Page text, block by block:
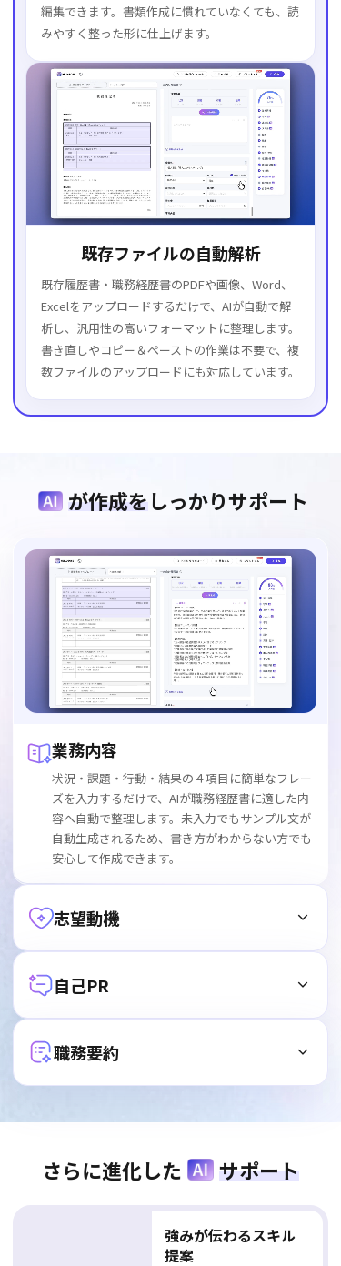
編集できます。書類作成に慣れていなくても、読
みやすく整った形に仕上げます。
既存ファイルの自動解析
既存履歴書・職務経歴書のPDFや画像、Word、
Excelをアップロードするだけで、AIが自動で解
析し、汎用性の高いフォーマットに整理します。
書き直しやコピー＆ペーストの作業は不要で、複
数ファイルのアップロードにも対応しています。
が作成をしっかりサポート
業務内容
業務内容
状況・課題・行動・結果の４項目に簡単なフレー
ズを入力するだけで、AIが職務経歴書に適した内
容へ自動で整理します。未入力でもサンプル文が
自動生成されるため、書き方がわからない方でも
安心して作成できます。
志望動機
志望動機
内容を調整できるため、短時間で魅力的な志望動
自己PR
強みやアピールポイントを選ぶだけで、AIが応募
職務要約
さらに進化した サポート
強みが伝わるスキル
提案